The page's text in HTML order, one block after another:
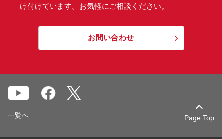
け付けています。お気軽にご相談ください。
お問い合わせ
Page Top
一覧へ